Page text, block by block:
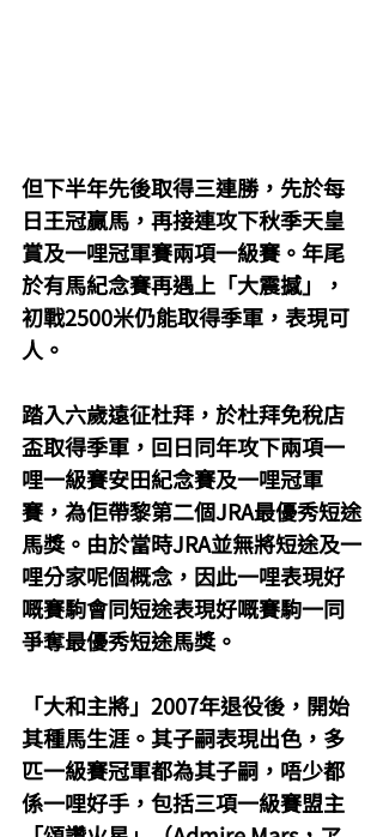
但下半年先後取得三連勝，先於每
日王冠贏馬，再接連攻下秋季天皇
賞及一哩冠軍賽兩項一級賽。年尾
於有馬紀念賽再遇上「大震撼」，
初戰2500米仍能取得季軍，表現可
人。
踏入六歲遠征杜拜，於杜拜免稅店
盃取得季軍，回日同年攻下兩項一
哩一級賽安田紀念賽及一哩冠軍
賽，為佢帶黎第二個JRA最優秀短途
馬獎。由於當時JRA並無將短途及一
哩分家呢個概念，因此一哩表現好
嘅賽駒會同短途表現好嘅賽駒一同
爭奪最優秀短途馬獎。
「大和主將」2007年退役後，開始
其種馬生涯。其子嗣表現出色，多
匹一級賽冠軍都為其子嗣，唔少都
係一哩好手，包括三項一級賽盟主